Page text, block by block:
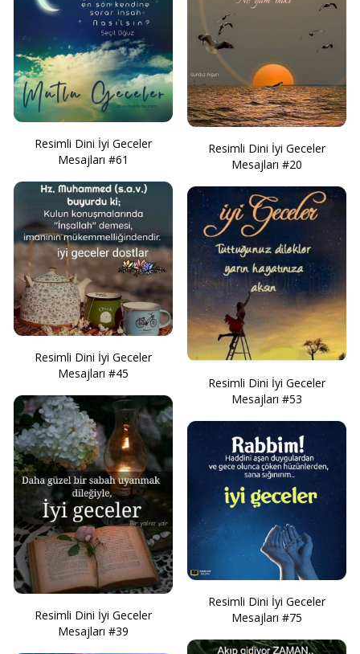
Resimli Dini İyi Geceler
Mesajları #61
Resimli Dini İyi Geceler
Mesajları #45
Resimli Dini İyi Geceler
Mesajları #39
Resimli Dini İyi Geceler
Mesajları #20
Resimli Dini İyi Geceler
Mesajları #53
Resimli Dini İyi Geceler
Mesajları #75